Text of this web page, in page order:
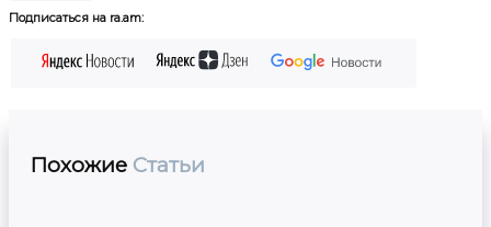
Подписаться на ra.am:
Похожие Статьи